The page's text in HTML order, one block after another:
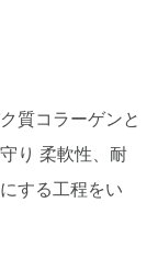
質コラーゲンと
り 柔軟性、耐
する工程をい